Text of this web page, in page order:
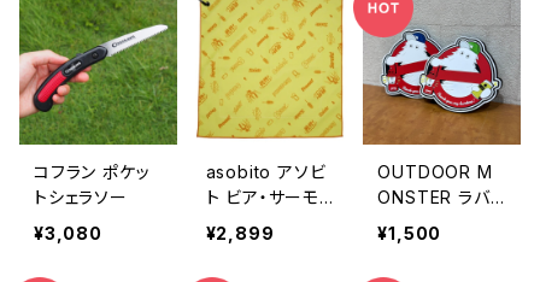
コフラン ポケッ
トシェラソー
¥3,080
asobito アソビ
ト ビア・サーモ
ラップ
¥2,899
OUTDOOR M
ONSTER ラバ
ーワッペン
¥1,500